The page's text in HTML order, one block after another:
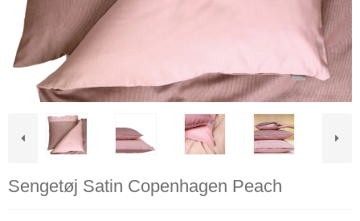
Sengetøj Satin Copenhagen Peach